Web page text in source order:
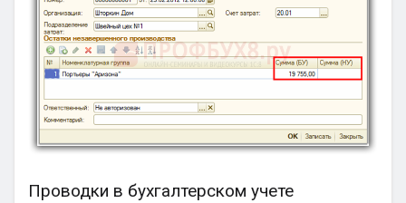
Проводки в бухгалтерском учете